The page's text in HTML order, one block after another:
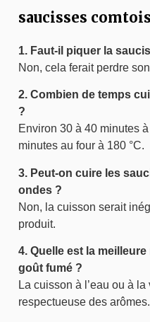
saucisses
1. Faut-il piquer la
Non, cela ferait perdre
2. Combien de temps
?
Environ 30 à 40 minutes
minutes au four à 180 °C.
3. Peut-on cuire les
ondes ?
Non, la cuisson serait
produit.
4. Quelle est la
goût fumé ?
La cuisson à l’eau ou à
respectueuse des arômes.